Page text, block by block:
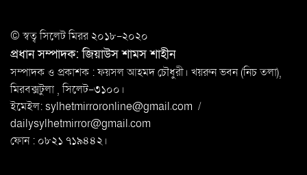
© স্বত্ব সি‌লেট মিরর ২০১৮-২০২০
প্রধান সম্পাদক: জিয়াউস শামস শাহীন
সম্পাদক ও প্রকাশক : ফয়সল আহমদ চৌধুরী। খয়রুন ভবন (নিচ তলা),
মিরবক্সটুলা ,সি‌লেট-৩১০০।
ইমেইল:sylhetmirroronline@gmail.com /
dailysylhetmirror@gmail.com
ফোন : ০৮২১ ৭১৯৪৪২।